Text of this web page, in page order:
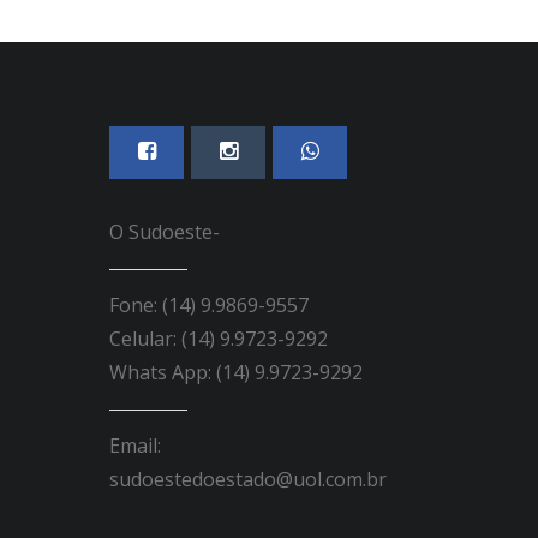
O Sudoeste-
Fone: (14) 9.9869-9557
Celular: (14) 9.9723-9292
Whats App: (14) 9.9723-9292
Email:
sudoestedoestado@uol.com.br